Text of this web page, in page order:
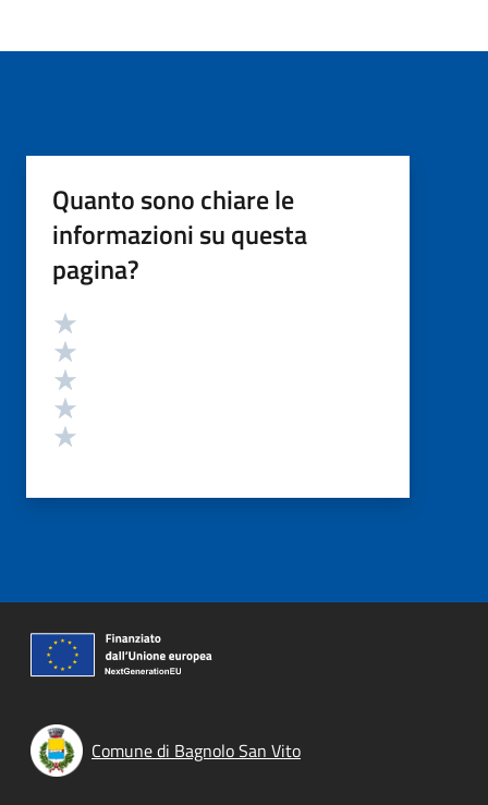
Quanto sono chiare le
informazioni su questa
pagina?
Valutazione
Comune di Bagnolo San Vito